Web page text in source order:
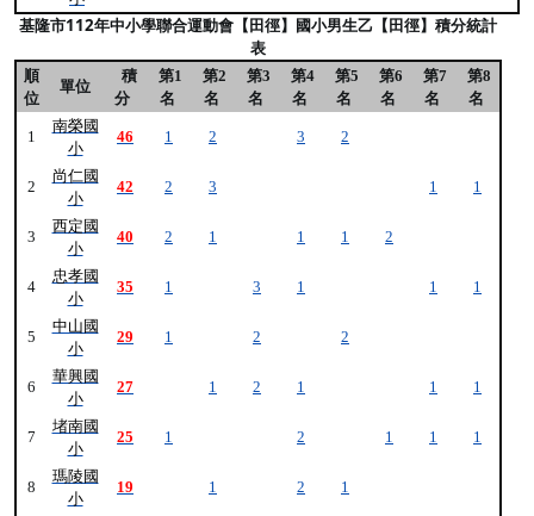
基隆市112年中小學聯合運動會【田徑】國小男生乙【田徑】積分統計
表
順
位
單位
積
分
第1
名
第2
名
第3
名
第4
名
第5
名
第6
名
第7
名
第8
名
1
南榮國
小
46 1 2 3 2
2
尚仁國
小
42 2 3 1 1
3
西定國
小
40 2 1 1 1 2
4
忠孝國
小
35 1 3 1 1 1
5
中山國
小
29 1 2 2
6
華興國
小
27 1 2 1 1 1
7
堵南國
小
25 1 2 1 1 1
8
瑪陵國
小
19 1 2 1